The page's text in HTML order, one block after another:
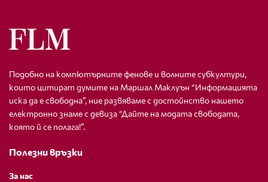
Подобно на компютърните фенове и волните субкултури,
които цитират думите на Маршал Маклуън “Информацията
иска да е свободна”, ние развяваме с достойнство нашето
електронно знаме с девиза “Дайте на модата свободата,
която й се полага!”.
Полезни връзки
За нас